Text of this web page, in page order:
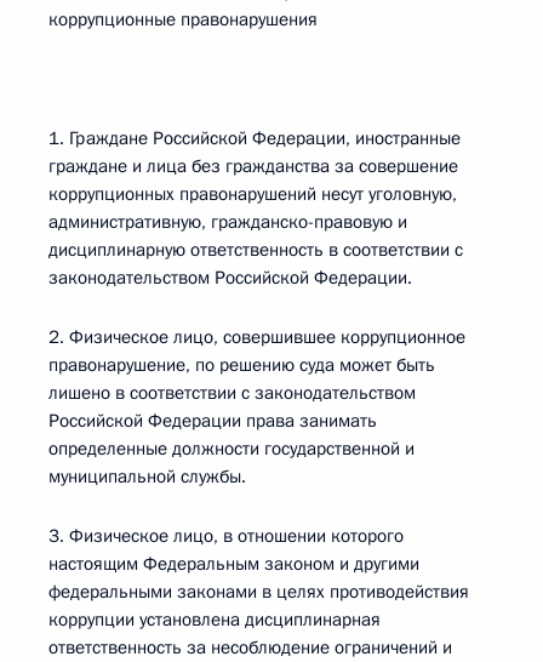
коррупционные правонарушения
1. Граждане Российской Федерации, иностранные
граждане и лица без гражданства за совершение
коррупционных правонарушений несут уголовную,
административную, гражданско-правовую и
дисциплинарную ответственность в соответствии с
законодательством Российской Федерации.
2. Физическое лицо, совершившее коррупционное
правонарушение, по решению суда может быть
лишено в соответствии с законодательством
Российской Федерации права занимать
определенные должности государственной и
муниципальной службы.
3. Физическое лицо, в отношении которого
настоящим Федеральным законом и другими
федеральными законами в целях противодействия
коррупции установлена дисциплинарная
ответственность за несоблюдение ограничений и